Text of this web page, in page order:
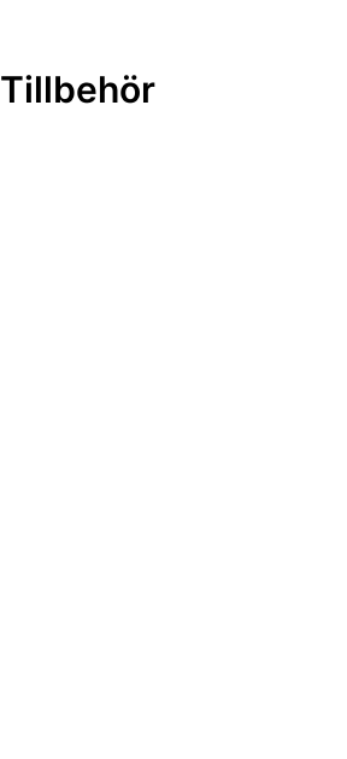
Tillbehör